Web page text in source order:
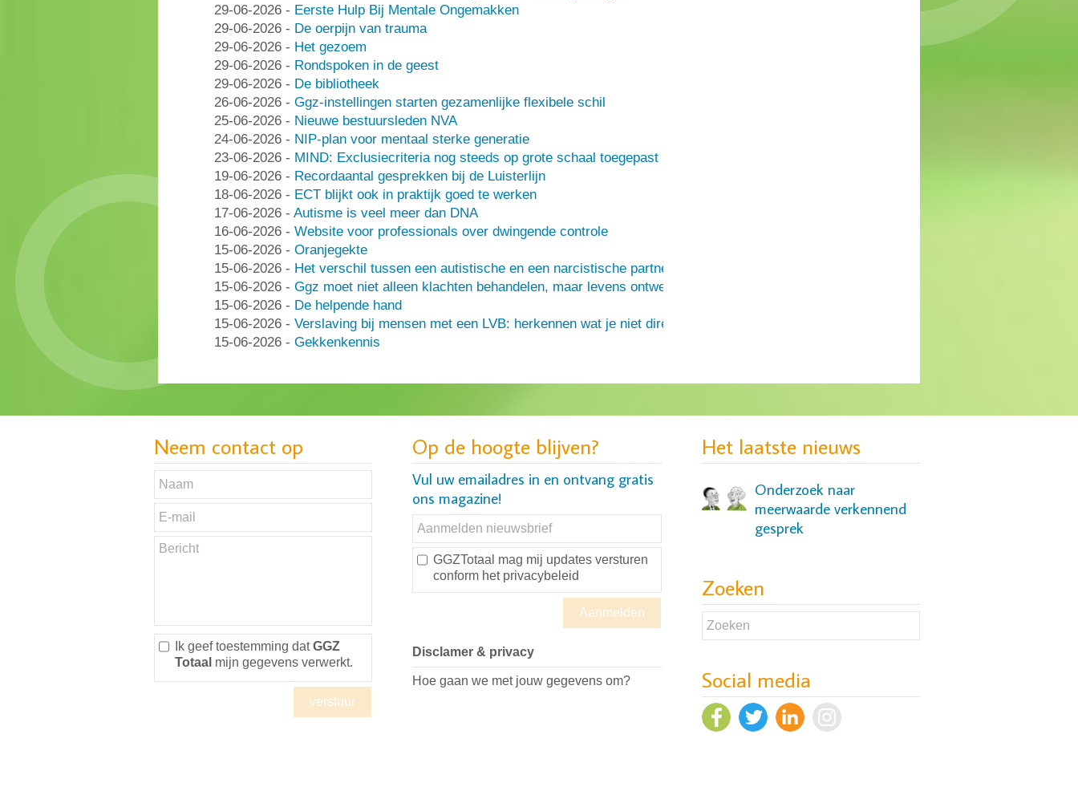
29-06-2026 - Eerste Hulp Bij Mentale Ongemakken
29-06-2026 - De oerpijn van trauma
29-06-2026 - Het gezoem
29-06-2026 - Rondspoken in de geest
29-06-2026 - De bibliotheek
26-06-2026 - Ggz-instellingen starten gezamenlijke flexibele schil
25-06-2026 - Nieuwe bestuursleden NVA
24-06-2026 - NIP-plan voor mentaal sterke generatie
23-06-2026 - MIND: Exclusiecriteria nog steeds op grote schaal toegepast
19-06-2026 - Recordaantal gesprekken bij de Luisterlijn
18-06-2026 - ECT blijkt ook in praktijk goed te werken
17-06-2026 - Autisme is veel meer dan DNA
16-06-2026 - Website voor professionals over dwingende controle
15-06-2026 - Oranjegekte
15-06-2026 - Het verschil tussen een autistische en een narcistische partner
15-06-2026 - Ggz moet niet alleen klachten behandelen, maar levens ontwerpen
15-06-2026 - De helpende hand
15-06-2026 - Verslaving bij mensen met een LVB: herkennen wat je niet direct ziet
15-06-2026 - Gekkenkennis
Neem contact op
Ik geef toestemming datGGZ
Totaal mijn gegevens verwerkt.
Op de hoogte blijven?
Vul uw emailadres in en ontvang gratis
ons magazine!
GGZTotaal mag mij updates versturen
conform het privacybeleid
Disclamer & privacy
Hoe gaan we met jouw gegevens om?
Het laatste nieuws
MIND: gebrek aan
Onderzoek naar
meerwaarde verkennend
gesprek
Onderzoek naar slaap- en
cognitieve problemen bij
depressie
Evaluatie Versnellers-
aanpak van wachttijden in
ggz
Zoeken
Social media